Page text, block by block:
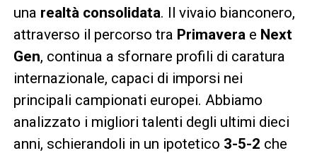
una realtà consolidata. Il vivaio bianconero,
attraverso il percorso tra Primavera e Next
Gen, continua a sfornare profili di caratura
internazionale, capaci di imporsi nei
principali campionati europei. Abbiamo
analizzato i migliori talenti degli ultimi dieci
anni, schierandoli in un ipotetico 3-5-2 che